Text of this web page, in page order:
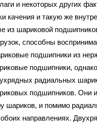
и некоторых других
качения и такую же
из шариковой
способны
подшипники из
подшипники,
радиальных
подшипников. Они
шариков, и помимо
направлениях.